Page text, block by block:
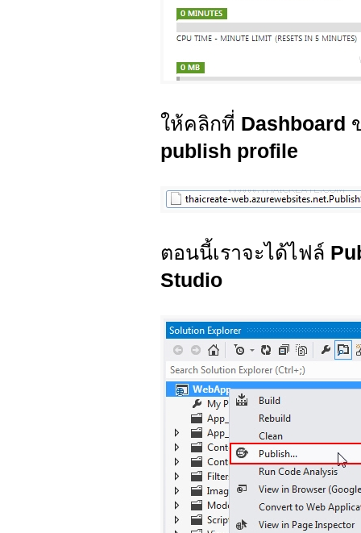
ให้คลิกที่ Dashboard
publish profile
ตอนนี้เราจะได้ไฟล์
Studio